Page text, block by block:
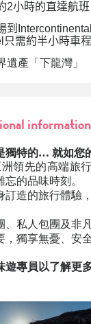
2小時的直達航班
到
只需約半小時車程
遺產「下龍灣」
獨特的… 就如您
領先的高端旅
的品味時刻。
訂造的旅行體驗
私人包團及非
獨享無憂、安
專員以了解更多